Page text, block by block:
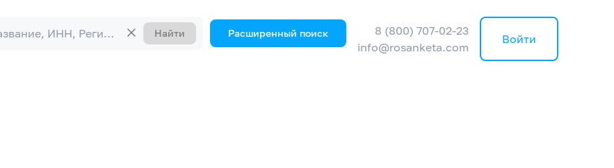
Найти Расширенный поиск
8 (800) 707-02-23
info@rosanketa.com
Войти